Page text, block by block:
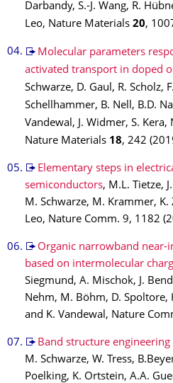
Darbandy, S.-J. Wang, R.
Leo, Nature Materials 20,
Molecular parameters
activated transport in doped
Schwarze, D. Gaul, R. Scholz,
Schellhammer, B. Nell, B.D.
Vandewal, J. Widmer, S.
Nature Materials 18, 242
Elementary steps in
semiconductors, M.L. Tietze,
M. Schwarze, M. Krammer, K.
Leo, Nature Comm. 9, 1182
Organic narrowband near-
based on intermolecular
Siegmund, A. Mischok, J.
Nehm, M. Böhm, D. Spoltore,
and K. Vandewal, Nature
Band structure
M. Schwarze, W. Tress,
Poelking, K. Ortstein, A.A.